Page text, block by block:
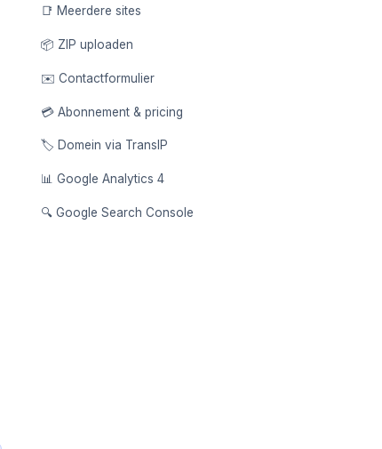
📑 Meerdere sites
📦 ZIP uploaden
✉️ Contactformulier
💳 Abonnement & pricing
🏷️ Domein via TransIP
📊 Google Analytics 4
🔍 Google Search Console